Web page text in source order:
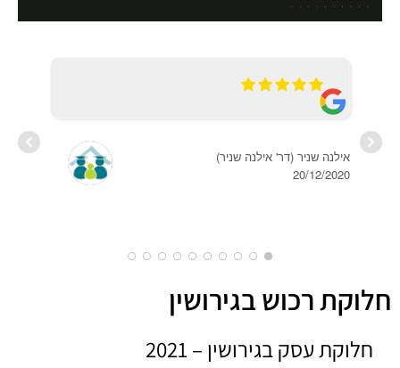
20/12/2020
חלוקת רכוש בגירושין
חלוקת עסק בגירושין – 2021